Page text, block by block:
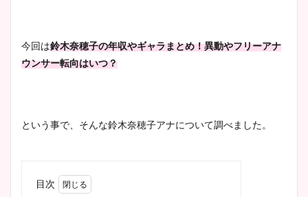
今回は鈴木奈穂子の年収やギャラまとめ！異動やフリーアナ
ウンサー転向はいつ？
という事で、そんな鈴木奈穂子アナについて調べました。
目次